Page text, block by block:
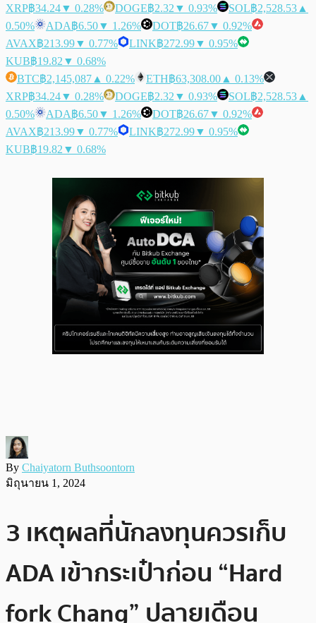
XRP฿34.24▼ 0.28% DOGE฿2.32 ▼ 0.93% SOL฿2,528.53 ▲
0.50%
ADA฿6.50▼ 1.26% DOT฿26.67▼ 0.92%
AVAX฿213.99▼ 0.77% LINK฿272.99▼ 0.95%
KUB฿19.82 ▼ 0.68%
BTC฿2,145,087 ▲ 0.22% ETH฿63,308.00 ▲ 0.13%
XRP฿34.24▼ 0.28% DOGE฿2.32 ▼ 0.93% SOL฿2,528.53 ▲
0.50%
ADA฿6.50▼ 1.26% DOT฿26.67▼ 0.92%
AVAX฿213.99▼ 0.77% LINK฿272.99▼ 0.95%
KUB฿19.82 ▼ 0.68%
By Chaiyatorn Buthsoontorn
มิถุนายน 1, 2024
3 เหตุผลที่นักลงทุนควรเก็บ
ADA เข้ากระเป๋าก่อน “Hard
fork Chang” ปลายเดือน